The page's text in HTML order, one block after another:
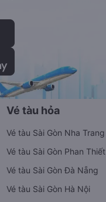
Vé tàu hỏa
Vé tàu Sài Gòn Nha Trang
Vé tàu Sài Gòn Phan Thiết
Vé tàu Sài Gòn Đà Nẵng
Vé tàu Sài Gòn Hà Nội